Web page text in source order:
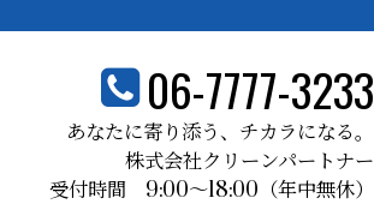
06-7777-3233
あなたに寄り添う、 チカラになる。
株式会社クリーンパートナー
受付時間 9:00～18:00 （年中無休）